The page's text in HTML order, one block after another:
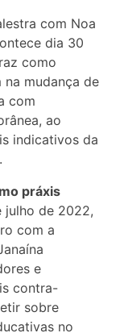
com Noa
dia 30
como
mudança de
com
ao
indicativos da
práxis
julho de 2022,
com a
e
contra-
sobre
no